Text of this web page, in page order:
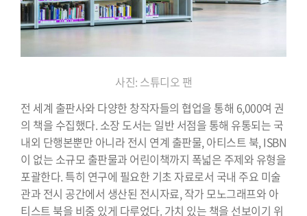
사진: 스튜디오 팬
전 세계 출판사와 다양한 창작자들의 협업을 통해 6,000여 권
의 책을 수집했다. 소장 도서는 일반 서점을 통해 유통되는 국
내외 단행본뿐만 아니라 전시 연계 출판물, 아티스트 북, ISBN
이 없는 소규모 출판물과 어린이책까지 폭넓은 주제와 유형을
포괄한다. 특히 연구에 필요한 기초 자료로서 국내 주요 미술
관과 전시 공간에서 생산된 전시자료, 작가 모노그래프와 아
티스트 북을 비중 있게 다루었다. 가치 있는 책을 선보이기 위